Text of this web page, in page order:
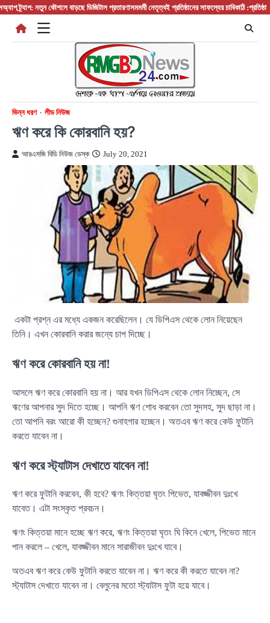
Skip
content
নতুন কৌশলে বাড়ছে ডিজিটাল প্রতারণাসমমর্মী নেতৃত্বই প্রতিষ্ঠানের সাফল্যের চাবিকাঠি :প্রতিষ্ঠান
ভিন্ন ধরণ লীড নিউজ
ঋণ করে কি কোরবানি হয়?
আরএমজি বিডি নিউজ ডেস্ক July 20, 2021
একটা প্রশ্ন এর মধ্যে একজন করেছিলেন। যে ডিপিএস থেকে লোন নিয়েছেন
তিনি। এখন কোরবানি করার জন্যে চাপ দিচ্ছে।
ঋণ করে কোরবানি হয় না!
আসলে ঋণ করে কোরবানি হয় না। আর যখন ডিপিএস থেকে লোন নিচ্ছেন, সে
ঋণের আপনার সুদ দিতে হচ্ছে। আপনি ঋণ শোধ করবেন তো সুদসহ, সুদ ছাড়া না।
তো আপনি বরং আরো কী হচ্ছেন? গুনাহগার হচ্ছেন। অতএব ঋণ করে কেউ ফুটানি
করতে যাবেন না।
ঋণ করে স্ট্যাটাস দেখাতে যাবেন না!
ঋণ করে ফুটানি করবেন, কী হবে? ঋণং কিত্তয়া ঘৃতং পিভেত, যাবজ্জীবন দুঃখে
যাবেত। এটা সংস্কৃত প্রবচন।
ঋণং কিত্তয়া মানে হচ্ছে ঋণ করে, ঋণং কিত্তয়া ঘৃতং ঘি কিনে খেলে, পিভেত মানে
পান করলে – খেলে, যাবজ্জীবন মানে সারাজীবন দুঃখে যাবে।
অতএব ঋণ করে কেউ ফুটানি করতে যাবেন না। ঋণ করে কী করতে যাবেন না?
স্ট্যাটাস দেখাতে যাবেন না। বেলুনের মতো স্ট্যাটাস ফুটা হয়ে যাবে।